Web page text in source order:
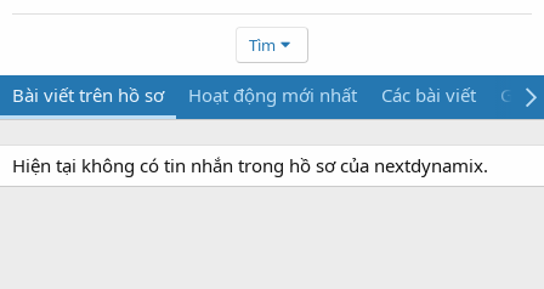
Tìm
Bài viết trên hồ sơ Hoạt động mới nhất Các bài viết Giới
Hiện tại không có tin nhắn trong hồ sơ của nextdynamix.